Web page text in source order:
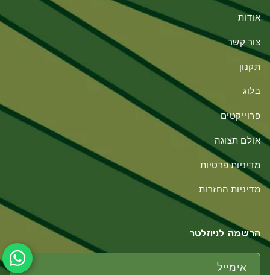
אודות
צור קשר
תקנון
בלוג
פרוייקטים
אולם תצוגה
מדיניות פרטיות
מדיניות החזרות
הרשמה לניוזלטר
אימייל